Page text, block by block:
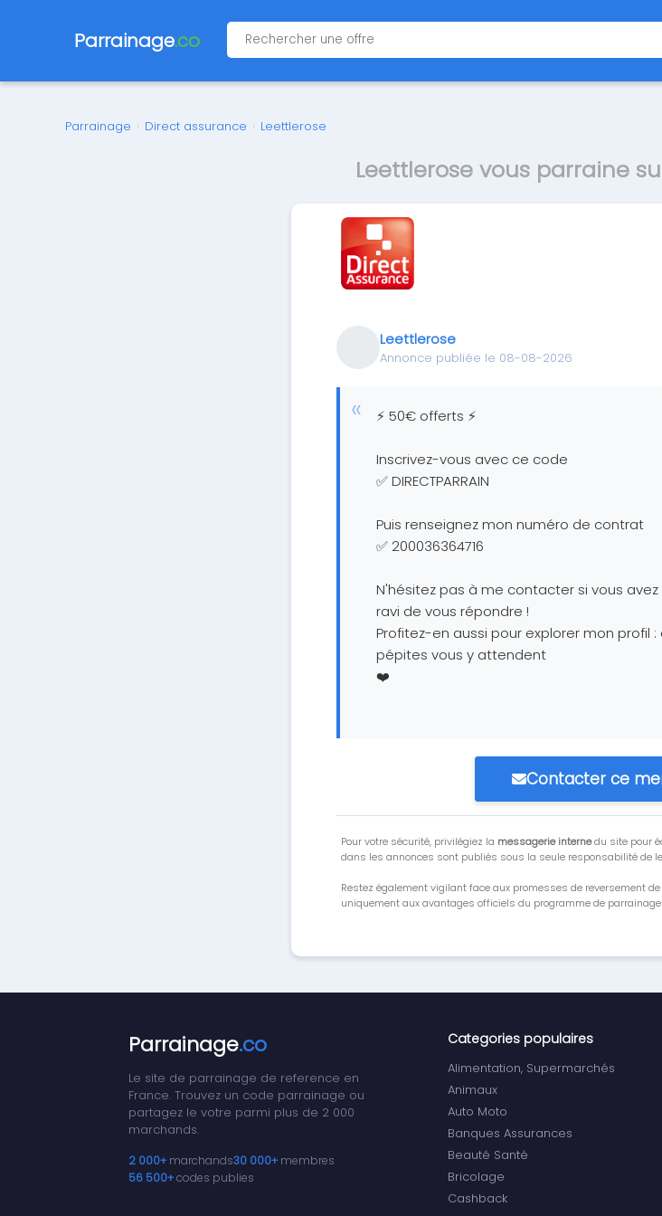
Parrainage.co
Parrainage › Direct assurance › Leettlerose
Leettlerose vous parraine
Leettlerose
Annonce publiée le 08-08-2026
⚡ 50€ offerts ⚡
Inscrivez-vous avec ce code
✅ DIRECTPARRAIN
Puis renseignez mon numéro de contrat
✅ 200036364716
N'hésitez pas à me contacter si vous
ravi de vous répondre !
Profitez-en aussi pour explorer mon profil
pépites vous y attendent
❤️
Contacter ce
Pour votre sécurité, privilégiez la messagerie internedu site pour
dans les annonces sont publiés sous la seule responsabilité de
Restez également vigilant face aux promesses de reversement
uniquement aux avantages officiels du programme de
Parrainage.co
Le site de parrainage de reference en
France. Trouvez un code parrainage ou
partagez le votre parmi plus de 2 000
marchands.
2 000+ marchands30 000+ membres
56 500+codes publies
Categories populaires
Alimentation, Supermarchés
Animaux
Auto Moto
Banques Assurances
Beauté Santé
Bricolage
Cashback